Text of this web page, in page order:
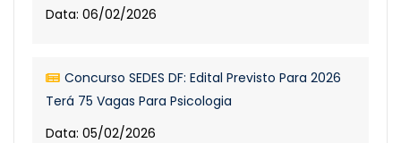
Data: 06/02/2026
Concurso SEDES DF: Edital Previsto Para 2026
Terá 75 Vagas Para Psicologia
Data: 05/02/2026